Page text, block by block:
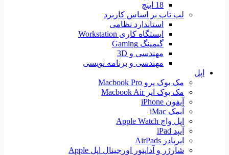
18 اینچ
لپ تاپ بر اساس کاربرد
استاندارد نظامی
ایستگاه کاری Workstation
گیمینگ Gaming
مهندسی و 3D
مهندسی و برنامه نویسی
اپل
مک بوک پرو Macbook Pro
مک بوک ایر Macbook Air
آیفون iPhone
آیمک iMac
اپل واچ Apple Watch
آیپد iPad
ایرپادز AirPads
شارژر و آداپتور اورجینال اپل Apple